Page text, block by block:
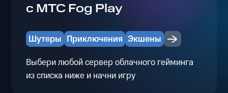
с МТС Fog Play
Шутеры Приключения Экшены
Выбери любой сервер облачного гейминга
из списка ниже и начни игру